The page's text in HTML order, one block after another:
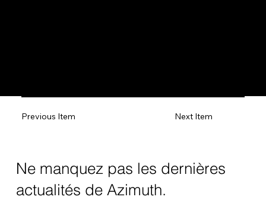
Next Item
Previous Item
Ne manquez pas les dernières
actualités de Azimuth.